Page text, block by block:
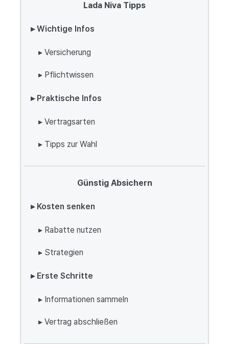
Lada Niva Tipps
▸ Wichtige Infos
▸ Versicherung
▸ Pflichtwissen
▸ Praktische Infos
▸ Vertragsarten
▸ Tipps zur Wahl
Günstig Absichern
▸ Kosten senken
▸ Rabatte nutzen
▸ Strategien
▸ Erste Schritte
▸ Informationen sammeln
▸ Vertrag abschließen